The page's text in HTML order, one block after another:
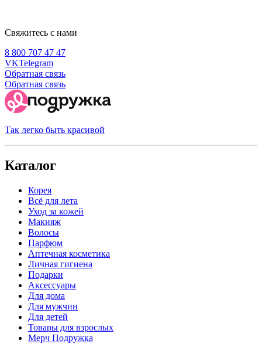
Свяжитесь с нами
8 800 707 47 47
VKTelegram
Обратная связь
Обратная связь
Так легко быть красивой
Каталог
Корея
Всё для лета
Уход за кожей
Макияж
Волосы
Парфюм
Аптечная косметика
Личная гигиена
Подарки
Аксессуары
Для дома
Для мужчин
Для детей
Товары для взрослых
Мерч Подружка